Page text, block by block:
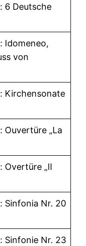
6 Deutsche
Idomeneo,
von
Kirchensonate
Ouvertüre „La
Overtüre „Il
Sinfonia Nr. 20
Sinfonie Nr. 23